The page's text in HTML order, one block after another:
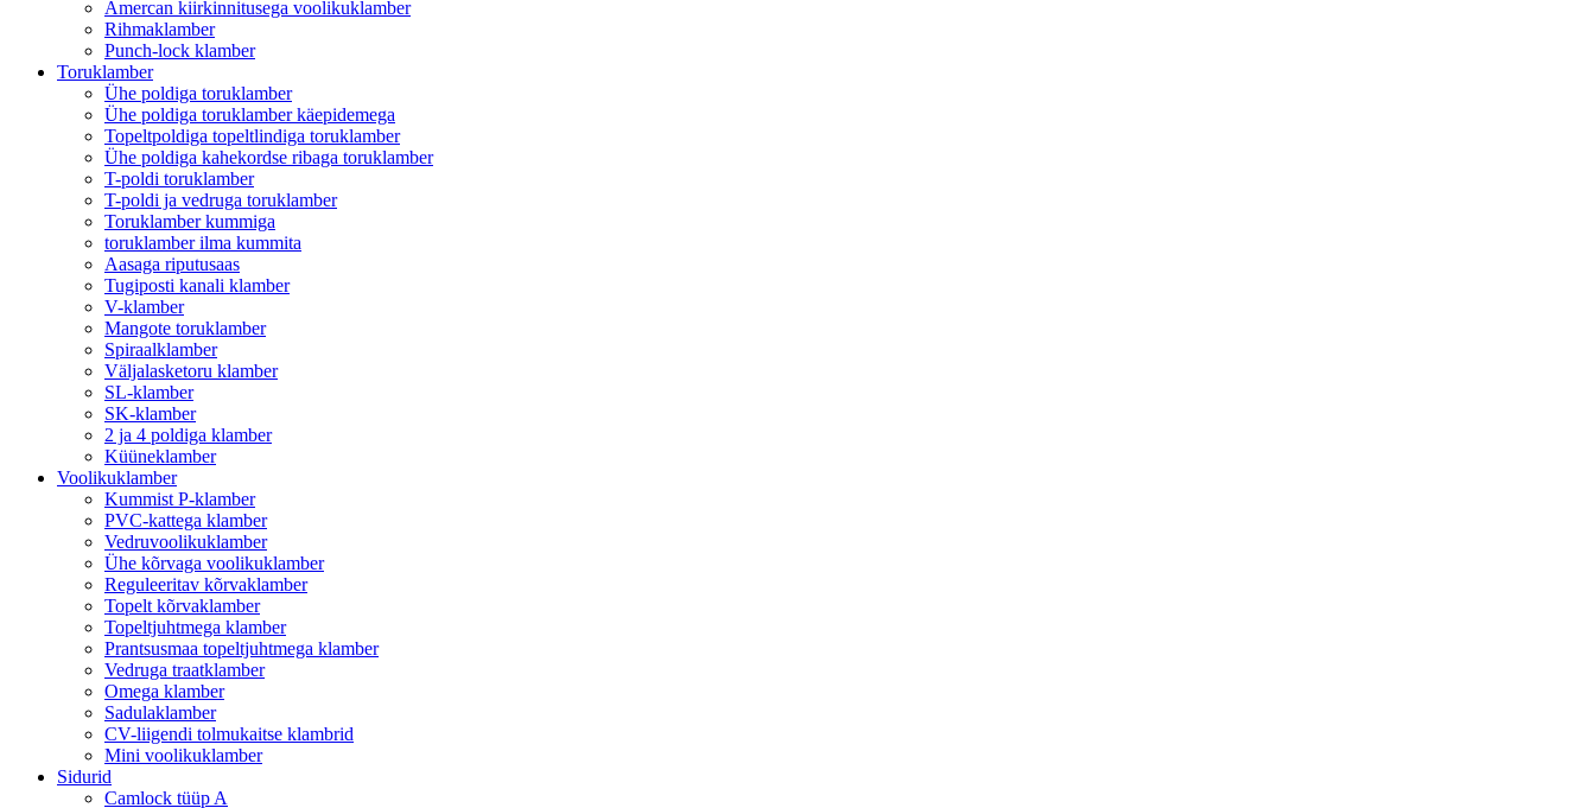
Amercan kiirkinnitusega voolikuklamber
Rihmaklamber
Punch-lock klamber
Toruklamber
Ühe poldiga toruklamber
Ühe poldiga toruklamber käepidemega
Topeltpoldiga topeltlindiga toruklamber
Ühe poldiga kahekordse ribaga toruklamber
T-poldi toruklamber
T-poldi ja vedruga toruklamber
Toruklamber kummiga
toruklamber ilma kummita
Aasaga riputusaas
Tugiposti kanali klamber
V-klamber
Mangote toruklamber
Spiraalklamber
Väljalasketoru klamber
SL-klamber
SK-klamber
2 ja 4 poldiga klamber
Küüneklamber
Voolikuklamber
Kummist P-klamber
PVC-kattega klamber
Vedruvoolikuklamber
Ühe kõrvaga voolikuklamber
Reguleeritav kõrvaklamber
Topelt kõrvaklamber
Topeltjuhtmega klamber
Prantsusmaa topeltjuhtmega klamber
Vedruga traatklamber
Omega klamber
Sadulaklamber
CV-liigendi tolmukaitse klambrid
Mini voolikuklamber
Sidurid
Camlock tüüp A